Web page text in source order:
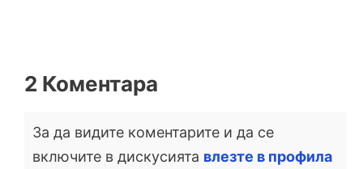
2 Коментара
За да видите коментарите и да се
включите в дискусията влезте в профила